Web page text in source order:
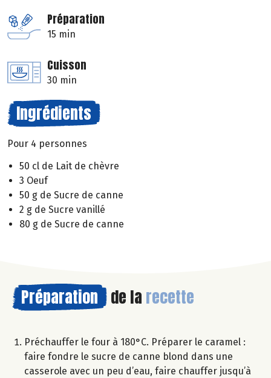
Préparation
15 min
Cuisson
30 min
Ingrédients
Pour 4 personnes
50 cl de Lait de chèvre
3 Oeuf
50 g de Sucre de canne
2 g de Sucre vanillé
80 g de Sucre de canne
Préparation de la recette
Préchauffer le four à 180°C. Préparer le caramel :
faire fondre le sucre de canne blond dans une
casserole avec un peu d’eau, faire chauffer jusqu’à